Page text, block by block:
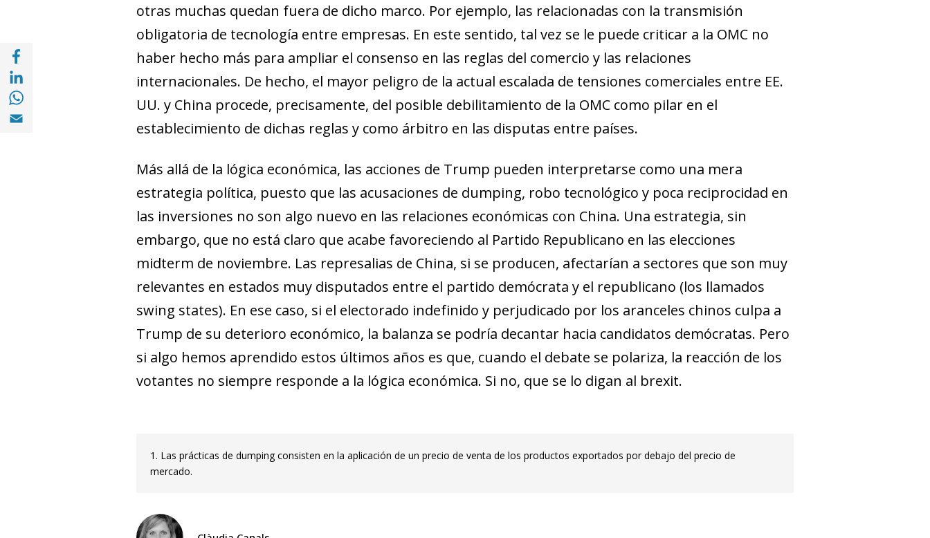
Compartir en Facebook (opens in a new window)
Compartir en with Linkedin (opens in a new window)
Compartir en with Whatsapp (opens in a new window)
Compartir en Email (opens in a new window)
otras muchas quedan fuera de dicho marco. Por ejemplo, las relacionadas con la transmisión
obligatoria de tecnología entre empresas. En este sentido, tal vez se le puede criticar a la OMC no
haber hecho más para ampliar el consenso en las reglas del comercio y las relaciones
internacionales. De hecho, el mayor peligro de la actual escalada de tensiones comerciales entre EE.
UU. y China procede, precisamente, del posible debili­­tamiento de la OMC como pilar en el
establecimiento de dichas reglas y como árbitro en las disputas entre países.
Más allá de la lógica económica, las acciones de Trump pueden interpretarse como una mera
estrategia política, puesto que las acusaciones de dumping, robo tecnoló­­gico y poca reciprocidad en
las inversiones no son algo nuevo en las relaciones económicas con China. Una estrategia, sin
embargo, que no está claro que acabe favoreciendo al Partido Republicano en las elecciones
midterm de noviembre. Las represalias de China, si se producen, afectarían a sectores que son muy
relevantes en estados muy disputados entre el partido demócrata y el republicano (los llamados
swing states). En ese caso, si el electorado indefinido y perjudicado por los aranceles chinos culpa a
Trump de su deterioro económico, la balanza se podría decantar hacia candidatos demócratas. Pero
si algo hemos aprendido estos últimos años es que, cuando el debate se polariza, la reacción de los
votantes no siempre responde a la lógica económica. Si no, que se lo digan al brexit.
1. Las prácticas de dumping consisten en la aplicación de un precio de venta de los productos exportados por debajo del precio de
mercado.